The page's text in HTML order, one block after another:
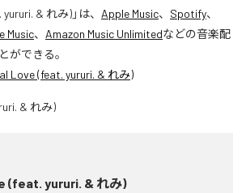
yururi. & れみ)」は、 Apple Music、 Spotify、
Music、 Amazon Music Unlimitedなどの音楽配
ができる。
Love (feat. yururi. & れみ)
(feat. yururi. & れみ)